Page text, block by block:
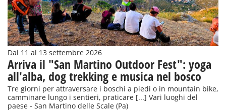
Dal 11 al 13 settembre 2026
Arriva il "San Martino Outdoor Fest": yoga
all'alba, dog trekking e musica nel bosco
Tre giorni per attraversare i boschi a piedi o in mountain bike,
camminare lungo i sentieri, praticare [...] Vari luoghi del
paese - San Martino delle Scale (Pa)